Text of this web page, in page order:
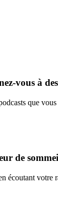
vous à
que
de
écoutant votre